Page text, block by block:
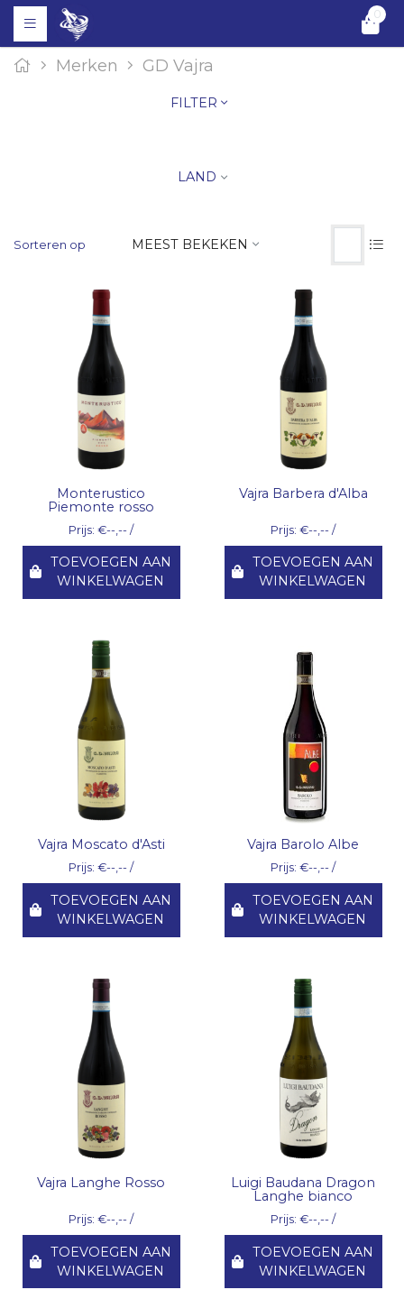
0
Merken GD Vajra
FILTER
LAND
Sorteren op MEEST BEKEKEN
Monterustico
Piemonte rosso
Prijs: €--,-- /
TOEVOEGEN AAN
WINKELWAGEN
Vajra Barbera d'Alba
Prijs: €--,-- /
TOEVOEGEN AAN
WINKELWAGEN
Vajra Moscato d'Asti
Prijs: €--,-- /
TOEVOEGEN AAN
WINKELWAGEN
Vajra Barolo Albe
Prijs: €--,-- /
TOEVOEGEN AAN
WINKELWAGEN
Vajra Langhe Rosso
Prijs: €--,-- /
TOEVOEGEN AAN
WINKELWAGEN
Luigi Baudana Dragon
Langhe bianco
Prijs: €--,-- /
TOEVOEGEN AAN
WINKELWAGEN